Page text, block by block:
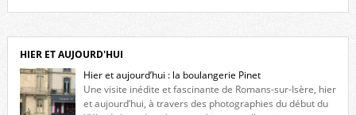
l’histoire de la redécouverte de vestiges du couvent des Capucins ! Petit
retour sur l’histoire […]
HIER ET AUJOURD'HUI
Hier et aujourd’hui : la boulangerie Pinet
Une visite inédite et fascinante de Romans-sur-Isère, hier
et aujourd’hui, à travers des photographies du début du